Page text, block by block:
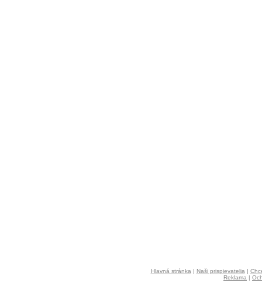
Hlavná stránka | Naši prispievatelia |
Reklama |